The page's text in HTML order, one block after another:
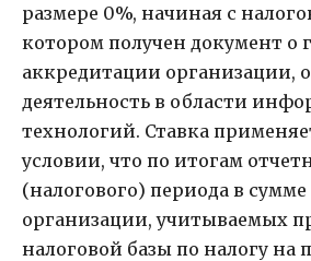
размере 0%, начиная с
котором получен документ о
аккредитации организации,
деятельность в области
технологий. Ставка
условии, что по итогам
(налогового) периода в сумме
организации, учитываемых
налоговой базы по налогу на